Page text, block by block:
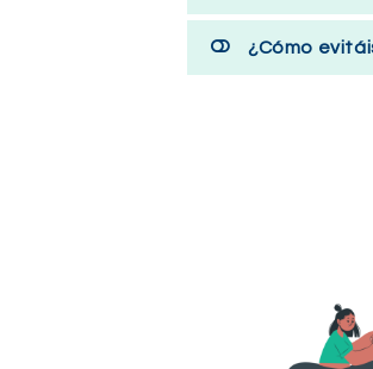
¿Cómo